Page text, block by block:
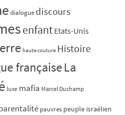
dialogue discours
enfant Etats-Unis
haute couture Histoire
française La
luxe mafia Marcel Duchamp
pauvres peuple israélien